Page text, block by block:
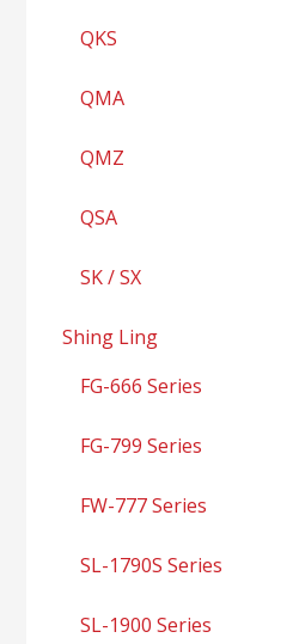
QKS
QMA
QMZ
QSA
SK / SX
Shing Ling
FG-666 Series
FG-799 Series
FW-777 Series
SL-1790S Series
SL-1900 Series